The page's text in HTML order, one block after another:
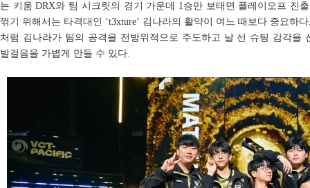
는 키움 DRX와 팀 시크릿의 경기 가운데 1승만 보태면 플레이오프 진
꺾기 위해서는 타격대인 ‘t3xture’ 김나라의 활약이 여느 때보다 중요하
처럼 김나라가 팀의 공격을 전방위적으로 주도하고 날 선 슈팅 감각을
발걸음을 가볍게 만들 수 있다.